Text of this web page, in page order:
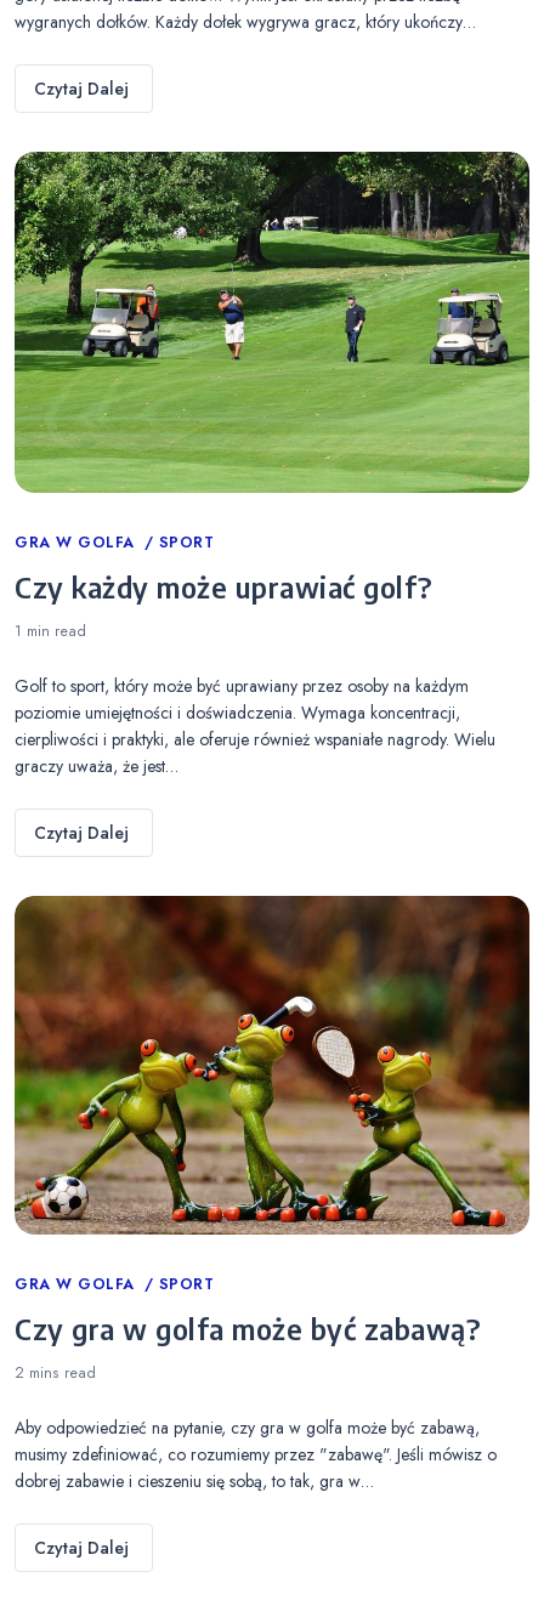
wygranych dołków. Każdy dołek wygrywa gracz, który ukończy…
Czytaj Dalej
Categories
GRA W GOLFA SPORT
Czy każdy może uprawiać golf?
1 min read
Golf to sport, który może być uprawiany przez osoby na każdym
poziomie umiejętności i doświadczenia. Wymaga koncentracji,
cierpliwości i praktyki, ale oferuje również wspaniałe nagrody. Wielu
graczy uważa, że jest…
Czytaj Dalej
Categories
GRA W GOLFA SPORT
Czy gra w golfa może być zabawą?
2 mins read
Aby odpowiedzieć na pytanie, czy gra w golfa może być zabawą,
musimy zdefiniować, co rozumiemy przez "zabawę". Jeśli mówisz o
dobrej zabawie i cieszeniu się sobą, to tak, gra w…
Czytaj Dalej